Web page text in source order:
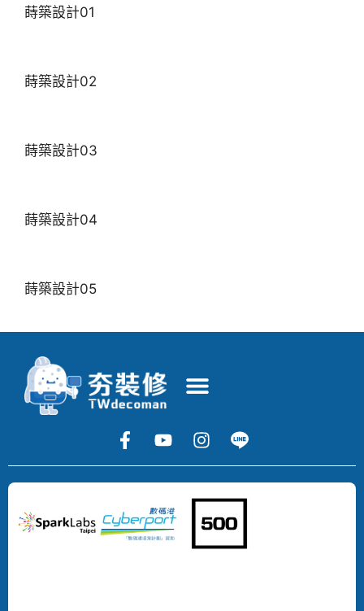
蒔築設計01
蒔築設計02
蒔築設計03
蒔築設計04
蒔築設計05
Copyright
2024
DECOMAN